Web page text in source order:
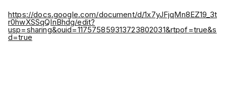
https://docs.google.com/document/d/1x7yJFjqMn8EZ19_3t
r0hwXSSqQInBhdg/edit?
usp=sharing&ouid=117575859313723802031&rtpof=true&s
d=true